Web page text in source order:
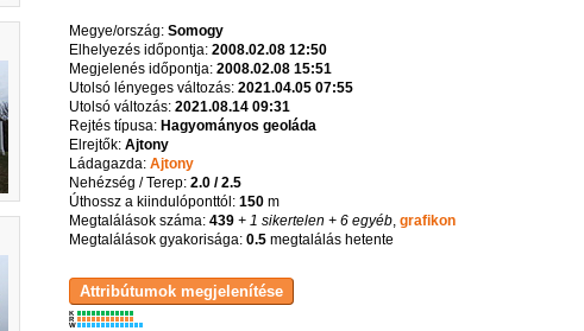
Megye/ország: Somogy
Elhelyezés időpontja: 2008.02.08 12:50
Megjelenés időpontja: 2008.02.08 15:51
Utolsó lényeges változás: 2021.04.05 07:55
Utolsó változás: 2021.08.14 09:31
Rejtés típusa: Hagyományos geoláda
Elrejtők: Ajtony
Ládagazda: Ajtony
Nehézség / Terep: 2.0 / 2.5
Úthossz a kiindulóponttól: 150m
Megtalálások száma: 439+ 1 sikertelen + 6 egyéb, grafikon
Megtalálások gyakorisága: 0.5megtalálás hetente
K
R
W